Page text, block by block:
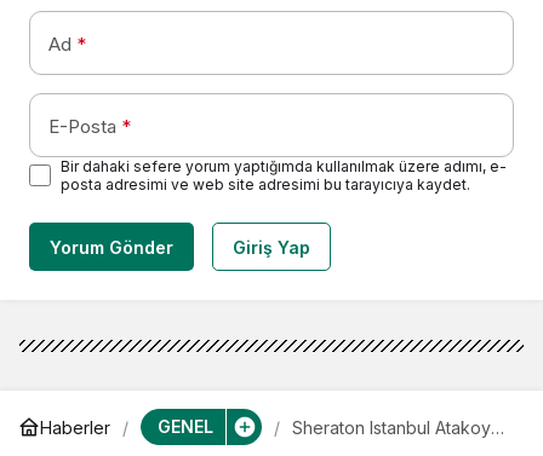
Ad *
E-Posta *
Bir dahaki sefere yorum yaptığımda kullanılmak üzere adımı, e-
posta adresimi ve web site adresimi bu tarayıcıya kaydet.
Yorum Gönder Giriş Yap
Haberler GENEL
Sheraton Istanbul Atakoy